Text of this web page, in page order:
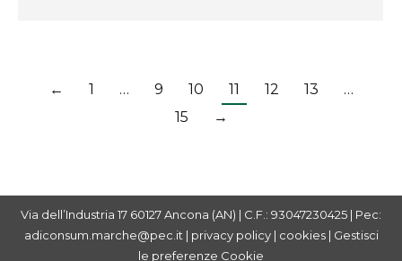
← 1 … 9 10 11 12 13
…
15
→
Via dell’Industria 17 60127 Ancona (AN) | C.F.: 93047230425 | Pec:
adiconsum.marche@pec.it | privacy policy| cookies| Gestisci
le preferenze Cookie